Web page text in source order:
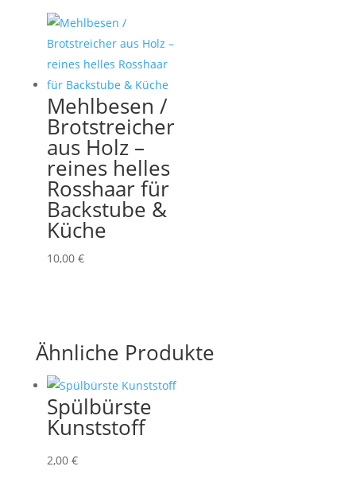
Mehlbesen /
Brotstreicher
aus Holz –
reines helles
Rosshaar für
Backstube &
Küche
10,00 €
Ähnliche Produkte
Spülbürste
Kunststoff
2,00 €